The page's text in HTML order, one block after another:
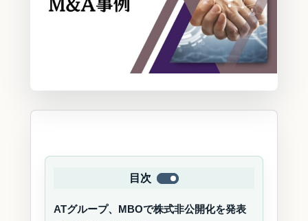
目次
ATグループ、MBOで株式非公開化を発表